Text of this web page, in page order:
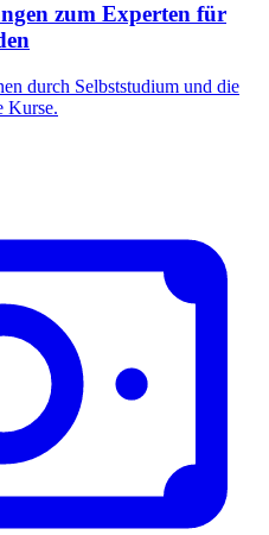
zum Experten für
durch Selbststudium und die
Kurse.